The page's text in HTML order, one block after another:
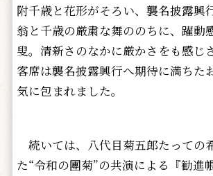
附千歳と花形がそろい、襲名披露興
翁と千歳の厳粛な舞ののちに、躍動
叟。清新さのなかに厳かさをも感じ
客席は襲名披露興行へ期待に満ちた
気に包まれました。
続いては、八代目菊五郎たっての
た“令和の團菊”の共演による『勧進